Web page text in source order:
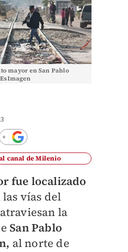
mayor en San Pablo
canal de Milenio
fue localizado
vías del
la
San Pablo
al norte de